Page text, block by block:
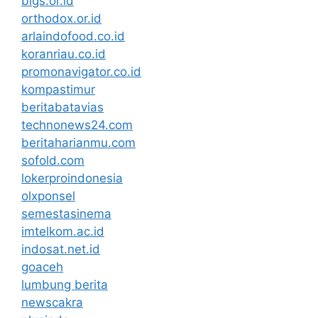
orthodox.or.id
arlaindofood.co.id
koranriau.co.id
promonavigator.co.id
kompastimur
beritabatavias
technonews24.com
beritaharianmu.com
sofold.com
lokerproindonesia
olxponsel
semestasinema
imtelkom.ac.id
indosat.net.id
goaceh
lumbung berita
newscakra